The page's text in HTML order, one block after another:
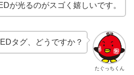
が光るのがスゴく嬉しいです。
たぐっちくん
タグ、どうですか？